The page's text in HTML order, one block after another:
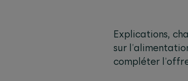
Explications,
sur
compléter